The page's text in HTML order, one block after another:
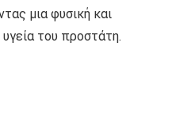
μια φυσική και
του προστάτη.